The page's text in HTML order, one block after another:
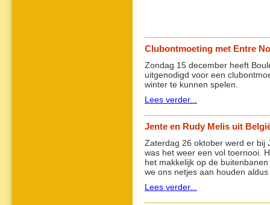
Clubontmoeting met Entre
Zondag 15 december heeft
uitgenodigd voor een
winter te kunnen spelen.
Lees verder...
Jente en Rudy Melis uit
Zaterdag 26 oktober werd er bij
was het weer een vol toernooi.
het makkelijk op de
we ons netjes aan houden
Lees verder...